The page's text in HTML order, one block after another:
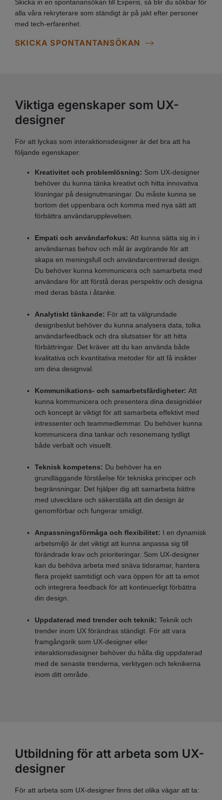
Skicka in en spontanansökan till Experis, så blir du sökbar för
alla våra rekryterare som ständigt är på jakt efter personer
med tech-erfarenhet.
SKICKA SPONTANTANSÖKAN
Viktiga egenskaper som UX-
designer
För att lyckas som interaktionsdesigner är det bra att ha
följande egenskaper:
Kreativitet och problemlösning: Som UX-designer
behöver du kunna tänka kreativt och hitta innovativa
lösningar på designutmaningar. Du måste kunna se
bortom det uppenbara och komma med nya sätt att
förbättra användarupplevelsen.
Empati och användarfokus: Att kunna sätta sig in i
användarnas behov och mål är avgörande för att
skapa en meningsfull och användarcentrerad design.
Du behöver kunna kommunicera och samarbeta med
användare för att förstå deras perspektiv och designa
med deras bästa i åtanke.
Analytiskt tänkande: För att ta välgrundade
designbeslut behöver du kunna analysera data, tolka
användarfeedback och dra slutsatser för att hitta
förbättringar. Det kräver att du kan använda både
kvalitativa och kvantitativa metoder för att få insikter
om dina designval.
Kommunikations- och samarbetsfärdigheter: Att
kunna kommunicera och presentera dina designidéer
och koncept är viktigt för att samarbeta effektivt med
intressenter och teammedlemmar. Du behöver kunna
kommunicera dina tankar och resonemang tydligt
både verbalt och visuellt.
Teknisk kompetens: Du behöver ha en
grundläggande förståelse för tekniska principer och
begränsningar. Det hjälper dig att samarbeta bättre
med utvecklare och säkerställa att din design är
genomförbar och fungerar smidigt.
Anpassningsförmåga och flexibilitet: I en dynamisk
arbetsmiljö är det viktigt att kunna anpassa sig till
förändrade krav och prioriteringar. Som UX-designer
kan du behöva arbeta med snäva tidsramar, hantera
flera projekt samtidigt och vara öppen för att ta emot
och integrera feedback för att kontinuerligt förbättra
din design.
Uppdaterad med trender och teknik: Teknik och
trender inom UX förändras ständigt. För att vara
framgångsrik som UX-designer eller
interaktionsdesigner behöver du hålla dig uppdaterad
med de senaste trenderna, verktygen och teknikerna
inom ditt område.
Utbildning för att arbeta som UX-
designer
För att arbeta som UX-designer finns det olika vägar att ta: